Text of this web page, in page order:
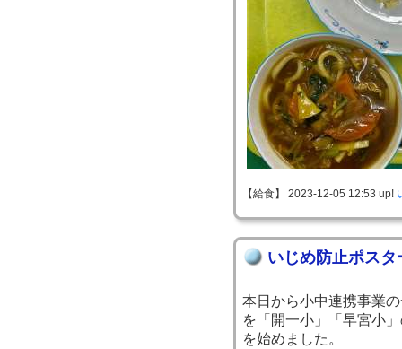
【給食】 2023-12-05 12:53 up!
いじめ防止ポスタ
本日から小中連携事業
を「開一小」「早宮小
を始めました。